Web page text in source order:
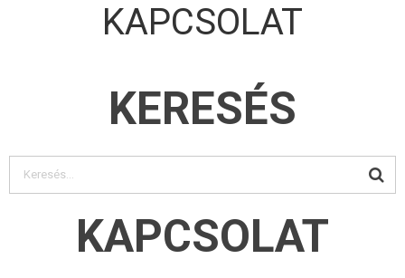
KAPCSOLAT
KERESÉS
KAPCSOLAT